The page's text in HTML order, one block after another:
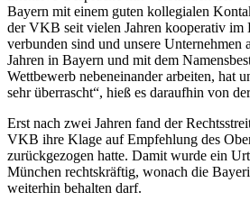
Bayern mit einem guten kollegialen
der VKB seit vielen Jahren kooperativ im
verbunden sind und unsere Unternehmen
Jahren in Bayern und mit dem
Wettbewerb nebeneinander arbeiten, hat
sehr überrascht“, hieß es daraufhin von
Erst nach zwei Jahren fand der
VKB ihre Klage auf Empfehlung des
zurückgezogen hatte. Damit wurde ein
München rechtskräftig, wonach die
weiterhin behalten darf.